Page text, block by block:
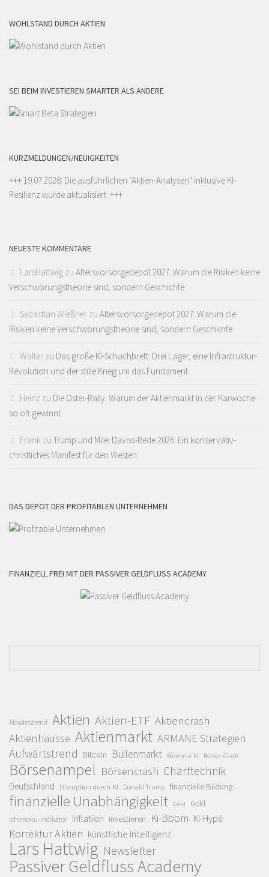
WOHLSTAND DURCH AKTIEN
SEI BEIM INVESTIEREN SMARTER ALS ANDERE
KURZMELDUNGEN/NEUIGKEITEN
+++ 19.07.2026: Die ausführlichen "Aktien-Analysen" inklusive KI-
Resilienz wurde aktualisiert. +++
NEUESTE KOMMENTARE
LarsHattwig zu Altersvorsorgedepot 2027: Warum die Risiken keine
Verschwörungstheorie sind, sondern Geschichte
Sebastian Wießner zu Altersvorsorgedepot 2027: Warum die
Risiken keine Verschwörungstheorie sind, sondern Geschichte
Walter zu Das große KI-Schachbrett: Drei Lager, eine Infrastruktur-
Revolution und der stille Krieg um das Fundament
Heinz zu Die Oster-Rally: Warum der Aktienmarkt in der Karwoche
so oft gewinnt
Frank zu Trump und Milei Davos-Rede 2026: Ein konservativ-
christliches Manifest für den Westen
DAS DEPOT DER PROFITABLEN UNTERNEHMEN
FINANZIELL FREI MIT DER PASSIVER GELDFLUSS ACADEMY
Abwärtstrend Aktien Aktien-ETF Aktiencrash
Aktienhausse Aktienmarkt ARMANE Strategien
Aufwärtstrend Bitcoin Bullenmarkt Bärenmarkt Börsen-Crash
Börsenampel Börsencrash Charttechnik
Deutschland Disruption durch KI Donald Trump finanzielle Bildung
finanzielle Unabhängigkeit Geld Gold
Ichimoku-Indikator Inflation investieren Ki-Boom KI-Hype
Korrektur Aktien künstliche Intelligenz
Lars Hattwig Newsletter
Passiver Geldfluss Academy